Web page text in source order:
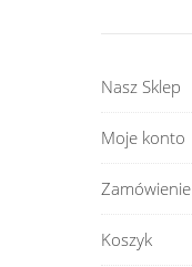
Nasz Sklep
Moje konto
Zamówienie
Koszyk